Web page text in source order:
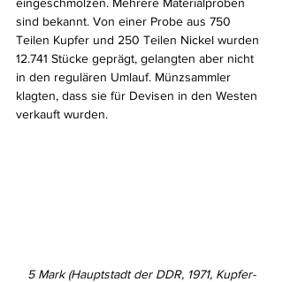
sind bekannt. Von einer Probe aus 750
Teilen Kupfer und 250 Teilen Nickel wurden
12.741 Stücke geprägt, gelangten aber nicht
in den regulären Umlauf. Münzsammler
klagten, dass sie für Devisen in den Westen
verkauft wurden.
5 Mark (Hauptstadt der DDR, 1971, Kupfer-